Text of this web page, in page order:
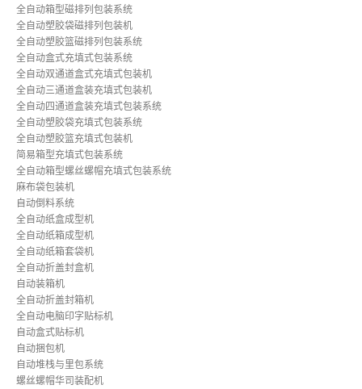
全自动箱型磁排列包装系统
全自动塑胶袋磁排列包装机
全自动塑胶篮磁排列包装系统
全自动盒式充填式包装系统
全自动双通道盒式充填式包装机
全自动三通道盒装充填式包装机
全自动四通道盒装充填式包装系统
全自动塑胶袋充填式包装系统
全自动塑胶篮充填式包装机
简易箱型充填式包装系统
全自动箱型螺丝螺帽充填式包装系统
麻布袋包装机
自动倒料系统
全自动纸盒成型机
全自动纸箱成型机
全自动纸箱套袋机
全自动折盖封盒机
自动装箱机
全自动折盖封箱机
全自动电脑印字贴标机
自动盒式贴标机
自动捆包机
自动堆栈与里包系统
螺丝螺帽华司装配机